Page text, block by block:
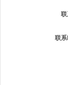
联